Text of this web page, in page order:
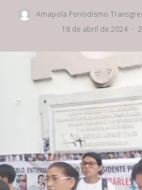
Amapola Periodismo
18 de abril de 2024 ·